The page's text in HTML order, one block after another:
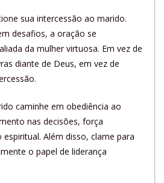
sua intercessão ao marido.
desafios, a oração se
da mulher virtuosa. Em vez de
diante de Deus, em vez de
caminhe em obediência ao
nas decisões, força
Além disso, clame para
o papel de liderança